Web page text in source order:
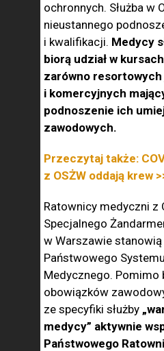
ochronnych. Służba w
nieustannego
i kwalifikacji. Medycy
biorą udział w
zarówno resortowych
i komercyjnych
podnoszenie ich
zawodowych.
Przeczytaj także:
z OSŻW oddają krew
Ratownicy medyczni z
Specjalnego
w Warszawie
Państwowego
Medycznego. Pomimo
obowiązków
ze specyfiki służby
medycy” aktywnie
Państwowego